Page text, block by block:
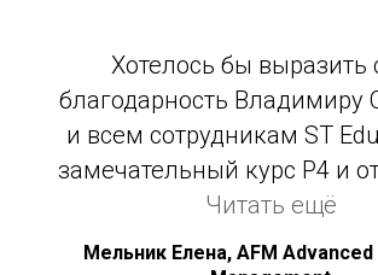
и пришла в этот центр
Владимира.
Хотелось бы выразить
благодарность Владимиру
и всем сотрудникам ST
замечательный курс P4 и
к подготовке слушателей.
и логичное изложение
Читать ещё
Мельник Елена, AFM Advanced